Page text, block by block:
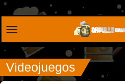
Saltar
Videojuegos